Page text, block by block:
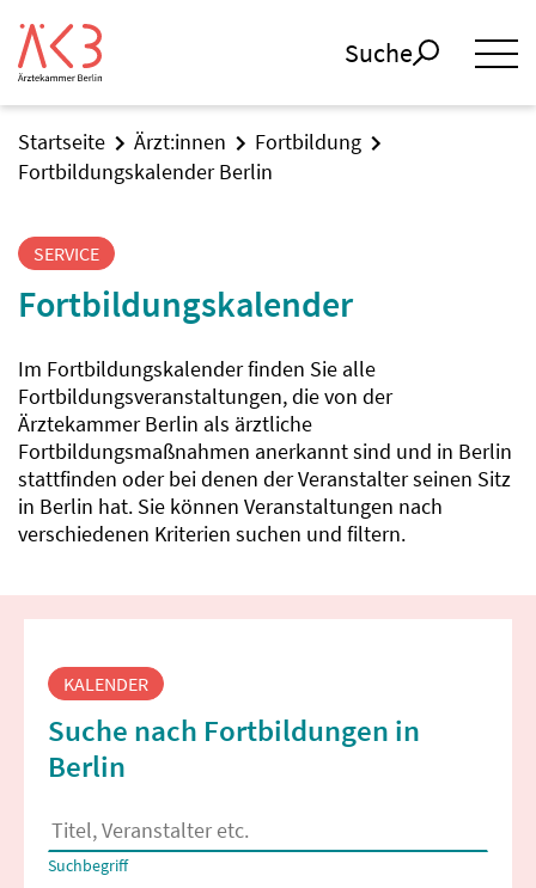
Suche
Startseite Ärzt:innen
Fortbildung
Fortbildungskalender Berlin
SERVICE
Fortbildungskalender
Im Fortbildungskalender finden Sie alle
Fortbildungsveranstaltungen, die von der
Ärztekammer Berlin als ärztliche
Fortbildungsmaßnahmen anerkannt sind und in Berlin
stattfinden oder bei denen der Veranstalter seinen Sitz
in Berlin hat. Sie können Veranstaltungen nach
verschiedenen Kriterien suchen und filtern.
Fortbildungssuche
KALENDER
Suche nach Fortbildungen in
Berlin
Es erscheinen Suchvorschläge, wenn mindestens 2 Zeichen
Suchbegriff